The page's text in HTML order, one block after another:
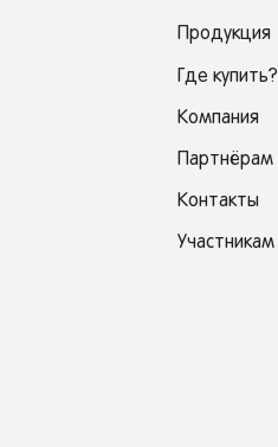
Продукция
Где купить?
Компания
Партнёрам
Контакты
Участникам